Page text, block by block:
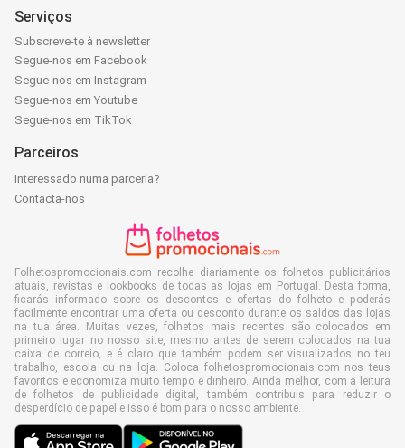
Serviços
Subscreve-te à newsletter
Segue-nos em Facebook
Segue-nos em Instagram
Segue-nos em Youtube
Segue-nos em TikTok
Parceiros
Interessado numa parceria?
Contacta-nos
Folhetospromocionais.com recolhe diariamente os folhetos publicitários
atuais, revistas e lookbooks de todas as lojas em Portugal. Desta forma,
ficarás informado sobre os descontos e ofertas do folheto e poderás
facilmente encontrar uma oferta ou desconto durante os saldos das lojas
na tua área. Muitas vezes, folhetos mais recentes são colocados em
primeiro lugar no nosso site, mesmo antes de serem colocados na tua
caixa de correio, e é claro que também podem ser visualizados no teu
trabalho, escola ou na loja. Coloca folhetospromocionais.com nos teus
favoritos e economiza muito tempo e dinheiro. Ainda melhor, com a leitura
de folhetos de publicidade digital, também contribuis para reduzir o
desperdício de papel e isso é bom para o nosso ambiente.